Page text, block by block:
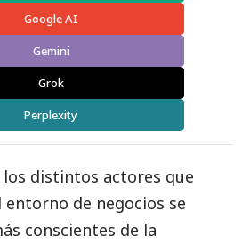
Google AI
Gemini
Grok
Perplexity
los distintos actores que
de negocios se
conscientes de la